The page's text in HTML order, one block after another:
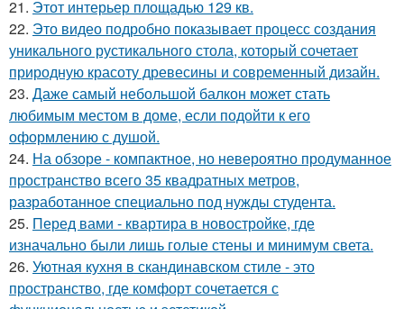
21. Этот интерьер площадью 129 кв.
22. Это видео подробно показывает процесс создания
уникального рустикального стола, который сочетает
природную красоту древесины и современный дизайн.
23. Даже самый небольшой балкон может стать
любимым местом в доме, если подойти к его
оформлению с душой.
24. На обзоре - компактное, но невероятно продуманное
пространство всего 35 квадратных метров,
разработанное специально под нужды студента.
25. Перед вами - квартира в новостройке, где
изначально были лишь голые стены и минимум света.
26. Уютная кухня в скандинавском стиле - это
пространство, где комфорт сочетается с